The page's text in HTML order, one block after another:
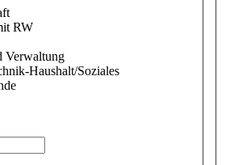
RW
Verwaltung
Haushalt/Soziales